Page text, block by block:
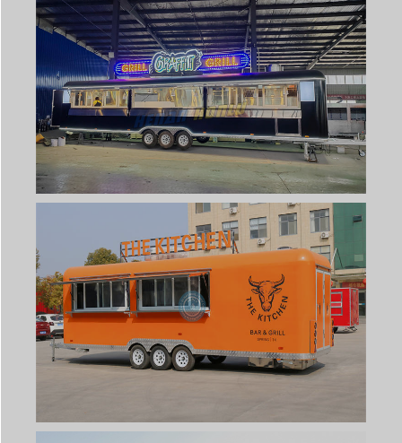
Latviešu valoda
Dansk
Српски језик
Norsk nynorsk
Maori
Eesti
Български
Nederlands (België)
हिन्दी
Norsk bokmål
Slovenčina
Svenska